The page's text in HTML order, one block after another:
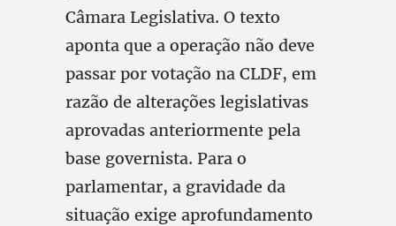
Câmara Legislativa. O texto
aponta que a operação não deve
passar por votação na CLDF, em
razão de alterações legislativas
aprovadas anteriormente pela
base governista. Para o
parlamentar, a gravidade da
situação exige aprofundamento